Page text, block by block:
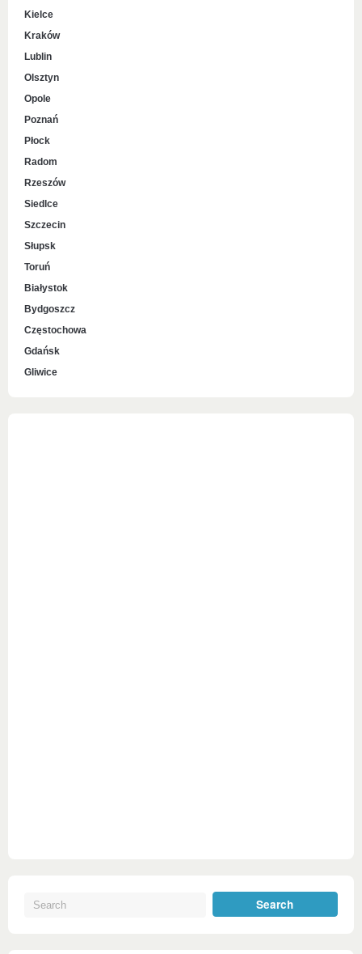
Kielce
Kraków
Lublin
Olsztyn
Opole
Poznań
Płock
Radom
Rzeszów
Siedlce
Szczecin
Słupsk
Toruń
Białystok
Bydgoszcz
Częstochowa
Gdańsk
Gliwice